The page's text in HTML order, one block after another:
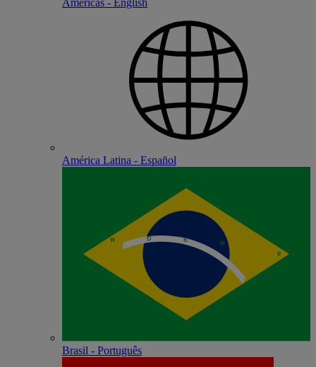
Americas - English
América Latina - Español
Brasil - Português